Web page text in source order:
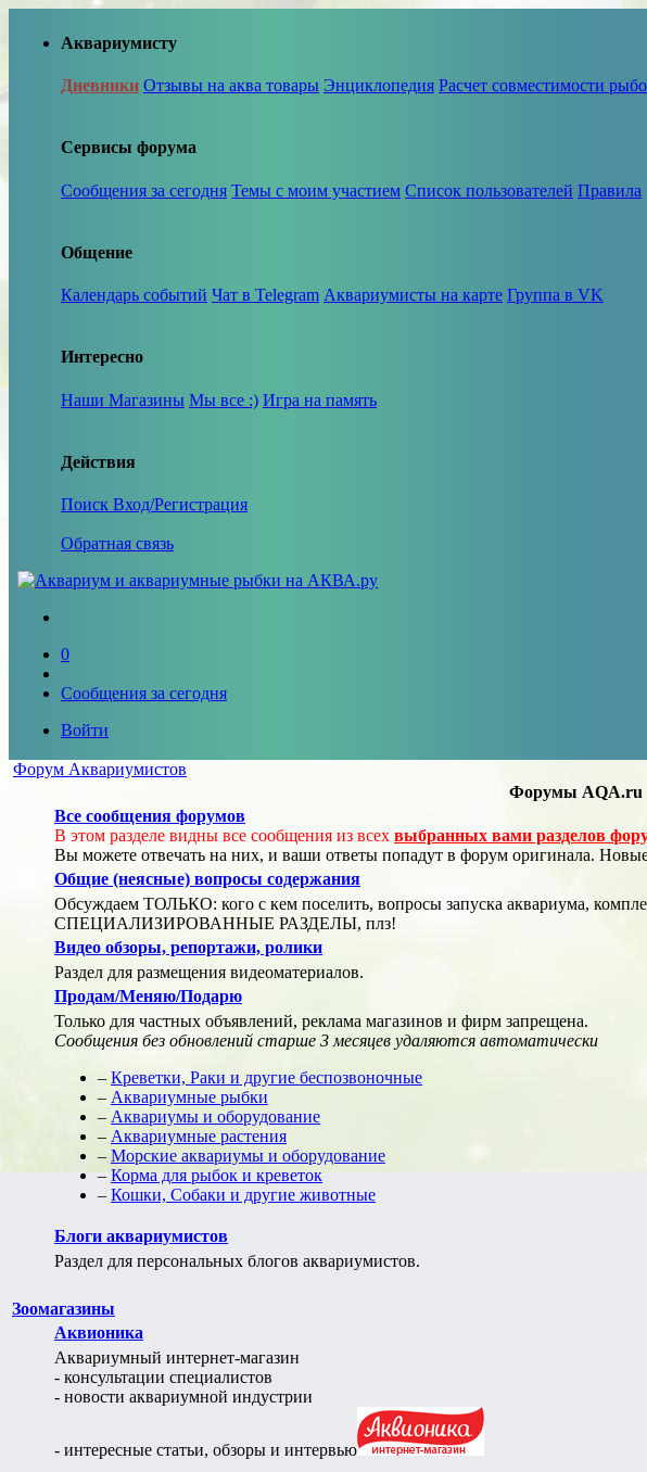
Аквариумисту
Дневники Отзывы на аква товары Энциклопедия Расчет совместимости
Сервисы форума
Сообщения за сегодня Темы с моим участием Список пользователей Правила
Общение
Календарь событий Чат в Telegram Аквариумисты на карте Группа в VK
Интересно
Наши Магазины Мы все :) Игра на память
Действия
Поиск Вход/Регистрация
Обратная связь
0
Сообщения за сегодня
Войти
Форум Аквариумистов
Форумы AQA.ru
Все сообщения форумов
В этом разделе видны все сообщения из всех выбранных вами разделов
Вы можете отвечать на них, и ваши ответы попадут в форум оригинала. Новые
Общие (неясные) вопросы содержания
Обсуждаем ТОЛЬКО: кого с кем поселить, вопросы запуска аквариума,
СПЕЦИАЛИЗИРОВАННЫЕ РАЗДЕЛЫ, плз!
Видео обзоры, репортажи, ролики
Раздел для размещения видеоматериалов.
Продам/Меняю/Подарю
Только для частных объявлений, реклама магазинов и фирм запрещена.
Сообщения без обновлений старше 3 месяцев удаляются автоматически
–Креветки, Раки и другие беспозвоночные
– Аквариумные рыбки
– Аквариумы и оборудование
– Аквариумные растения
–Морские аквариумы и оборудование
–Корма для рыбок и креветок
– Кошки, Собаки и другие животные
Блоги аквариумистов
Раздел для персональных блогов аквариумистов.
Зоомагазины
Аквионика
Аквариумный интернет-магазин
- консультации специалистов
- новости аквариумной индустрии
- интересные статьи, обзоры и интервью